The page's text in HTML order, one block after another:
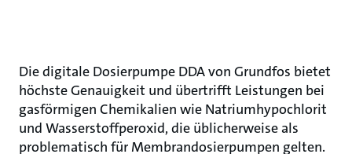
Die digitale Dosierpumpe DDA von Grundfos bietet
höchste Genauigkeit und übertrifft Leistungen bei
gasförmigen Chemikalien wie Natriumhypochlorit
und Wasserstoffperoxid, die üblicherweise als
problematisch für Membrandosierpumpen gelten.